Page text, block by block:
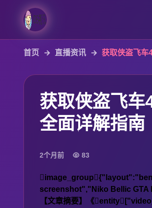
首页 直播资讯 获取侠盗飞车
获取侠盗飞车
全面详解指南
2个月前 83
screenshot","Niko Bellic GTA
【文章摘要】《